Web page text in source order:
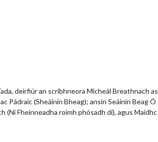
deirfiúr an scríbhneora Micheál Breathnach as
Pádraic (Sheáinín Bheag); ansin Seáinín Beag Ó
(Ní Fheinneadha roimh phósadh di), agus Maidhc